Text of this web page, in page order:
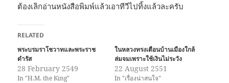
ต้องเลิกอ่านหนังสือพิมพ์แล้วเอาทีวีไปทิ้งแล้วละครับ
RELATED
พระบรมราโชวาทและพระราช
ดำรัส
28 February 2549
In "H.M. the King"
ในหลวงทรงเตือนบ้านเมืองใกล้
ล่มจมเพราะใช้เงินไม่ระวัง
22 August 2551
In "เรื่องน่าสนใจ"